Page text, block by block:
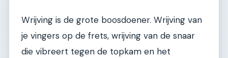
Wrijving is de grote boosdoener. Wrijving van
je vingers op de frets, wrijving van de snaar
die vibreert tegen de topkam en het